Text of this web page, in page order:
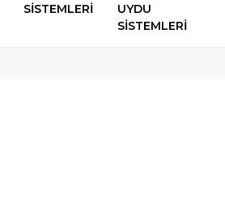
SİSTEMLERİ
UYDU
SİSTEMLERİ